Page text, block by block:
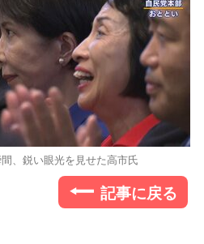
、鋭い眼光を見せた高市氏
記事に戻る